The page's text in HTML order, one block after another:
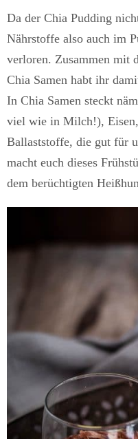
Da der Chia Pudding
Nährstoffe also auch im
verloren. Zusammen mit
Chia Samen habt ihr
In Chia Samen steckt
viel wie in Milch!),
Ballaststoffe, die gut für
macht euch dieses
dem berüchtigten